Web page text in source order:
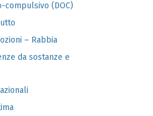
compulsivo (DOC)
– Rabbia
da sostanze e